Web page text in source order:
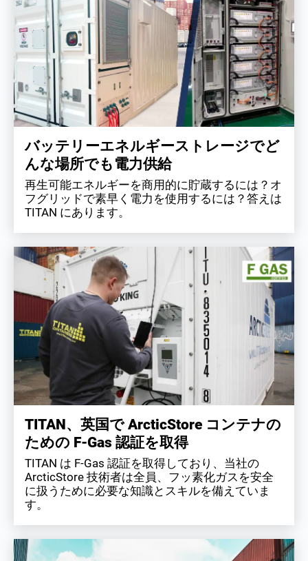
バッテリーエネルギーストレージでど
んな場所でも電力供給
再生可能エネルギーを商用的に貯蔵するには？オ
フグリッドで素早く電力を使用するには？答えは
TITAN にあります。
TITAN、英国で ArcticStore コンテナの
ための F-Gas 認証を取得
TITAN は F-Gas 認証を取得しており、当社の
ArcticStore 技術者は全員、フッ素化ガスを安全
に扱うために必要な知識とスキルを備えていま
す。